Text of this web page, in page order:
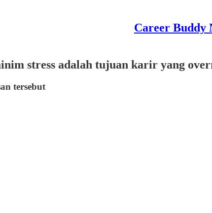
Career Buddy
stress adalah tujuan karir yang
tersebut